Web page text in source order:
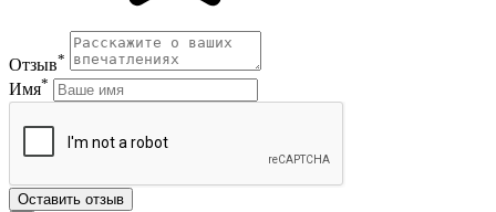
Отзыв*
Имя*
Оставить отзыв